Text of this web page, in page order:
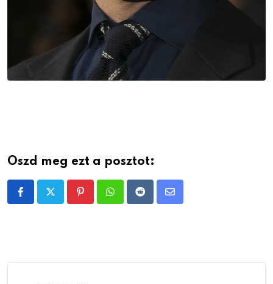
Oszd meg ezt a posztot:
PinterestWhatsappRedditShare